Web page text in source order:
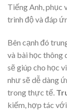
Tiếng Anh, phục
trình độ và đáp
Bên cạnh đó
và bài học thông
sẽ giúp cho học
như sẽ dễ dàng
trong thực tế.
kiếm, hợp tác